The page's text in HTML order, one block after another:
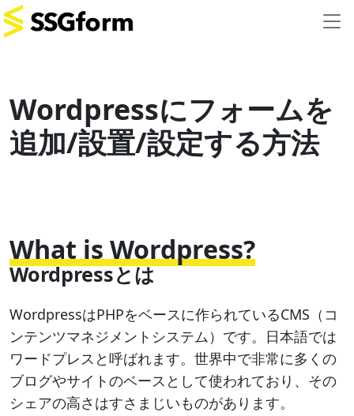
Wordpressにフォームを
追加/設置/設定する方法
What is Wordpress?
Wordpressとは
WordpressはPHPをベースに作られているCMS（コ
ンテンツマネジメントシステム）です。日本語では
ワードプレスと呼ばれます。世界中で非常に多くの
ブログやサイトのベースとして使われており、その
シェアの高さはすさまじいものがあります。